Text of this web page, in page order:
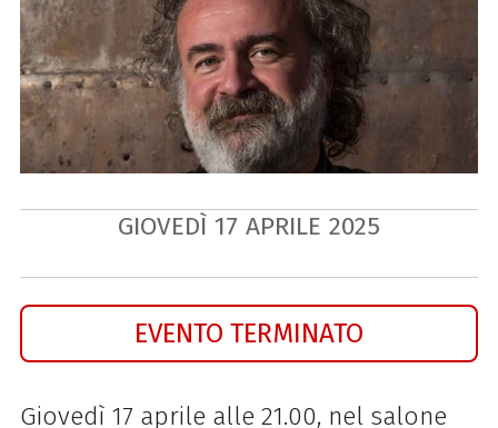
GIOVEDÌ 17 APRILE 2025
EVENTO TERMINATO
Giovedì 17 aprile alle 21.00, nel salone